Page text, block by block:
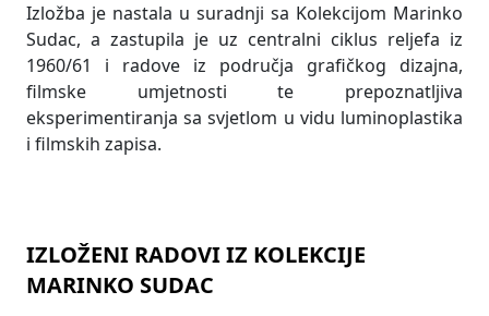
Izložba je nastala u suradnji sa Kolekcijom Marinko
Sudac, a zastupila je uz centralni ciklus reljefa iz
1960/61 i radove iz područja grafičkog dizajna,
filmske umjetnosti te prepoznatljiva
eksperimentiranja sa svjetlom u vidu luminoplastika
i filmskih zapisa.
IZLOŽENI RADOVI IZ KOLEKCIJE
MARINKO SUDAC